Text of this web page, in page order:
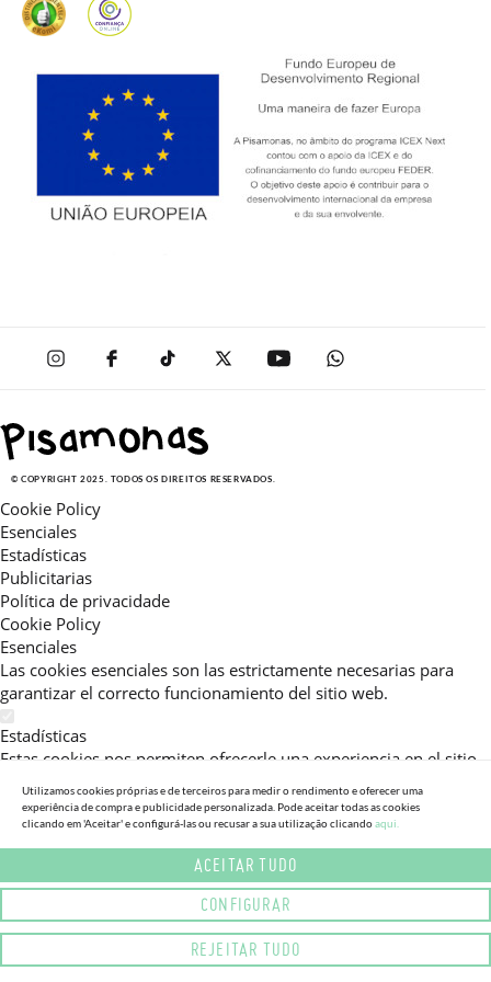
© COPYRIGHT 2025. TODOS OS DIREITOS RESERVADOS.
Cookie Policy
Esenciales
Estadísticas
Publicitarias
Política de privacidade
Cookie Policy
Esenciales
Las cookies esenciales son las estrictamente necesarias para
garantizar el correcto funcionamiento del sitio web.
Estadísticas
Estas cookies nos permiten ofrecerle una experiencia en el sitio
adaptada a su navegación (recomendaciones de producto
personalizadas, énfasis en categorías frecuentemente
consultadas, etc).Al activar esta cookie, nos ayuda a mejorar aún
más su experiencia.
Publicitarias
Estas cookies permiten a nuestros socios publicitarios enviarle
mensajes específicos y personalizados.
Utilizamos cookies próprias e de terceiros para medir o rendimento e oferecer uma
experiência de compra e publicidade personalizada. Pode aceitar todas as cookies
clicando em 'Aceitar' e configurá-las ou recusar a sua utilização clicandoaqui.
ACEITAR TUDO
CONFIGURAR
REJEITAR TUDO